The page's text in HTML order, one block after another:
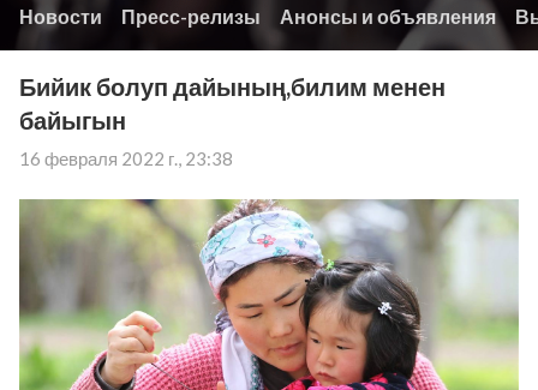
Новости Пресс-релизы Анонсы и объявления
Бийик болуп дайының,билим менен
байыгын
16 февраля 2022 г., 23:38